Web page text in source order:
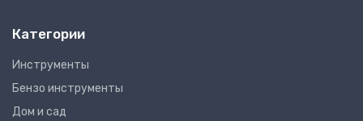
Категории
Инструменты
Бензо инструменты
Дом и сад